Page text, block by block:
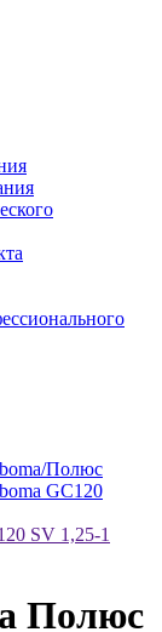
Полюс
GC120
SV 1,25-1
Полюс